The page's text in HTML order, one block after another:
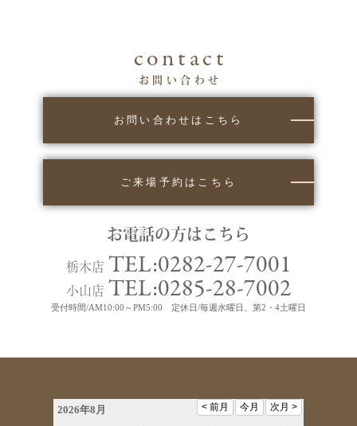
contact
お問い合わせ
お問い合わせはこちら
ご来場予約はこちら
お電話の方はこちら
栃木店 TEL:0282-27-7001
小山店 TEL:0285-28-7002
受付時間/AM10:00～PM5:00 定休日/毎週水曜日、第2・4土曜日
2026年8月